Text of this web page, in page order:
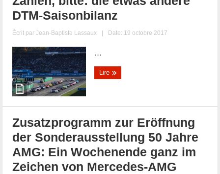
DTM-Saisonbilanz
Écrit parJean-Baptiste Lassaux | Date: 19 octobre 2017
...
Lire
Zusatzprogramm zur Eröffnung
der Sonderausstellung 50 Jahre
AMG: Ein Wochenende ganz im
Zeichen von Mercedes-AMG